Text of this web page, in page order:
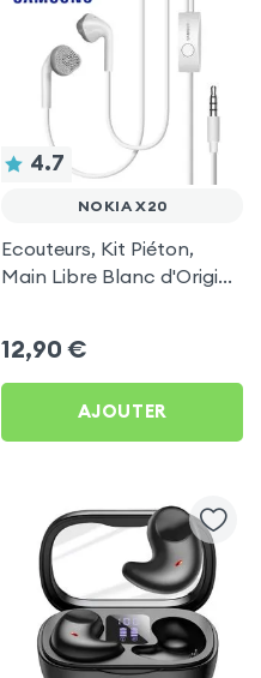
4.7
NOKIA X20
Ecouteurs, Kit Piéton,
Main Libre Blanc d'Origine
12,90 €
AJOUTER